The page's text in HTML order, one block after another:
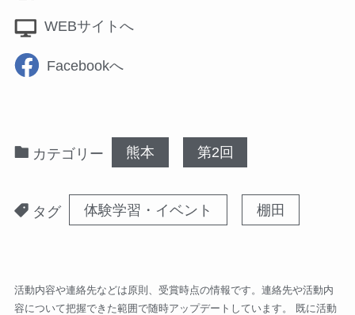
WEBサイトへ
Facebookへ
カテゴリー 熊本 第2回
タグ 体験学習・イベント 棚田
活動内容や連絡先などは原則、受賞時点の情報です。連絡先や活動内
容について把握できた範囲で随時アップデートしています。 既に活動